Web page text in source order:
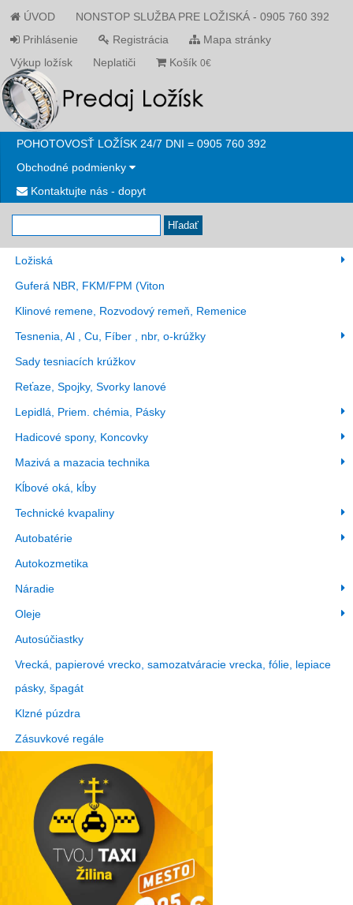
ÚVOD
NONSTOP SLUŽBA PRE LOŽISKÁ - 0905 760 392
Prihlásenie
Registrácia
Mapa stránky
Výkup ložísk
Neplatiči Košík 0€
POHOTOVOSŤ LOŽÍSK 24/7 DNI = 0905 760 392
Obchodné podmienky
Kontaktujte nás - dopyt
Hľadať
Ložiská
Guferá NBR, FKM/FPM (Viton
Klinové remene, Rozvodový remeň, Remenice
Tesnenia, Al , Cu, Fíber , nbr, o-krúžky
Sady tesniacích krúžkov
Reťaze, Spojky, Svorky lanové
Lepidlá, Priem. chémia, Pásky
Hadicové spony, Koncovky
Mazivá a mazacia technika
Kĺbové oká, kĺby
Technické kvapaliny
Autobatérie
Autokozmetika
Náradie
Oleje
Autosúčiastky
Vrecká, papierové vrecko, samozatváracie vrecka, fólie, lepiace
pásky, špagát
Klzné púzdra
Zásuvkové regále